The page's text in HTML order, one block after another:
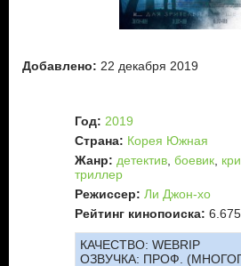
Добавлено: 22 декабря 2019
Год: 2019
Страна: Корея Южная
Жанр: детектив боевик
триллер
Режиссер: Ли Джон-хо
Рейтинг кинопоиска: 6.675
КАЧЕСТВО: WEBRIP
ОЗВУЧКА: ПРОФ.